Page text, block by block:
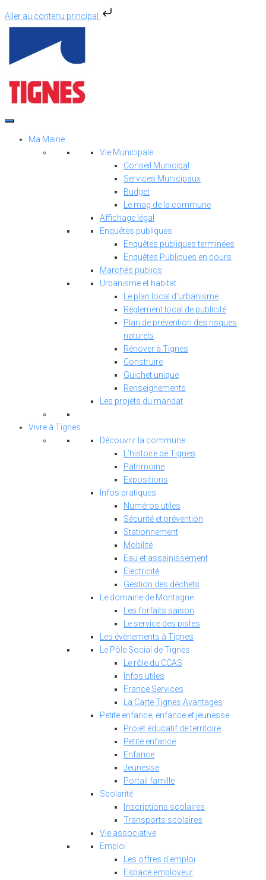
Aller au contenu principal
Aller
contenu
Ma Mairie
Vie Municipale
Conseil Municipal
Services Municipaux
Budget
Le mag de la commune
Affichage légal
Enquêtes publiques
Enquêtes publiques terminées
Enquêtes Publiques en cours
Marchés publics
Urbanisme et habitat
Le plan local d’urbanisme
Règlement local de publicité
Plan de prévention des risques
naturels
Rénover à Tignes
Construire
Guichet unique
Renseignements
Les projets du mandat
Vivre à Tignes
Découvrir la commune
L’histoire de Tignes
Patrimoine
Expositions
Infos pratiques
Numéros utiles
Sécurité et prévention
Stationnement
Mobilité
Eau et assainissement
Électricité
Gestion des déchets
Le domaine de Montagne
Les forfaits saison
Le service des pistes
Les évènements à Tignes
Le Pôle Social de Tignes
Le rôle du CCAS
Infos utiles
France Services
La Carte Tignes Avantages
Petite enfance, enfance et jeunesse
Projet éducatif de territoire
Petite enfance
Enfance
Jeunesse
Portail famille
Scolarité
Inscriptions scolaires
Transports scolaires
Vie associative
Emploi
Les offres d’emploi
Espace employeur